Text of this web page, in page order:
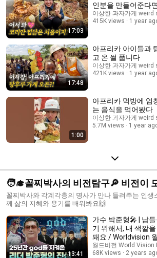
17:03
인분을 만들어준다
이상한 과
415K views
1 year
17:48
아프리카 아이들과
고 온 썰 풉니다
이상한 과
421K views
1 year
1:00
아프리카 먹방에 엄
는 음식을 먹어봤다
이상한 과
5.7M views
1 year
🧑‍🎓꼴찌박사의 비전탐구🔎 비전이
로! | 월드비전
꼴찌박사와 각계각층의 명사가 만나 들려주는 인생
께 삶의 지혜와 용기를 배워봐요🙌
13:41
가수 박준형🎤 | 남
기 위해서, 내 색깔
돼요 / Worldvision
월드비전 World Vision
68K views
2 years